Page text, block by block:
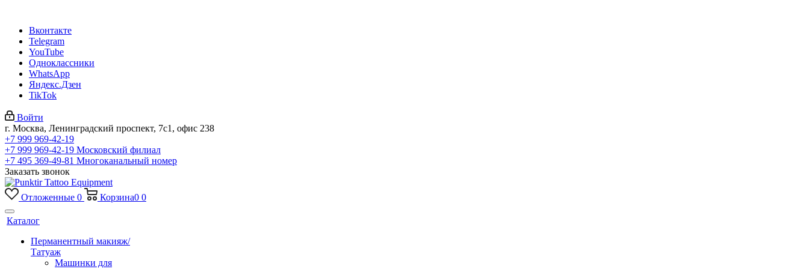
Вконтакте
Telegram
YouTube
Одноклассники
WhatsApp
Яндекс.Дзен
TikTok
Войти
г. Москва, Ленинградский проспект, 7с1, офис 238
+7 999 969-42-19
+7 999 969-42-19 Московский филиал
+7 495 369-49-81 Многоканальный номер
Заказать звонок
Отложенные 0 Корзина0 0
Каталог
Перманентный макияж/
Татуаж
Машинки для